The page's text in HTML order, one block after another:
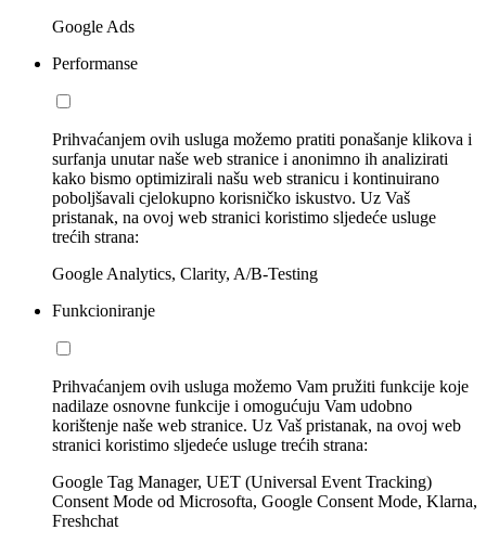
Google Ads
Performanse
Prihvaćanjem ovih usluga možemo pratiti ponašanje klikova i
surfanja unutar naše web stranice i anonimno ih analizirati
kako bismo optimizirali našu web stranicu i kontinuirano
poboljšavali cjelokupno korisničko iskustvo. Uz Vaš
pristanak, na ovoj web stranici koristimo sljedeće usluge
trećih strana:
Google Analytics, Clarity, A/B-Testing
Funkcioniranje
Prihvaćanjem ovih usluga možemo Vam pružiti funkcije koje
nadilaze osnovne funkcije i omogućuju Vam udobno
korištenje naše web stranice. Uz Vaš pristanak, na ovoj web
stranici koristimo sljedeće usluge trećih strana:
Google Tag Manager, UET (Universal Event Tracking)
Consent Mode od Microsofta, Google Consent Mode, Klarna,
Freshchat